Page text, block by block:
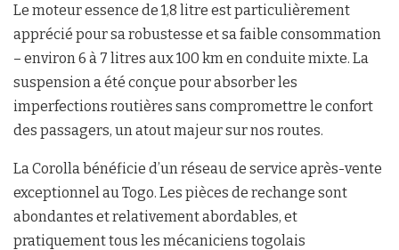
Le moteur essence de 1,8 litre est particulièrement
apprécié pour sa robustesse et sa faible consommation
– environ 6 à 7 litres aux 100 km en conduite mixte. La
suspension a été conçue pour absorber les
imperfections routières sans compromettre le confort
des passagers, un atout majeur sur nos routes.
La Corolla bénéficie d’un réseau de service après-vente
exceptionnel au Togo. Les pièces de rechange sont
abondantes et relativement abordables, et
pratiquement tous les mécaniciens togolais